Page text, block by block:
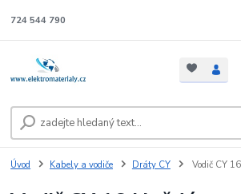
724 544 790
Úvod Kabely a vodiče Dráty CY Vodič CY